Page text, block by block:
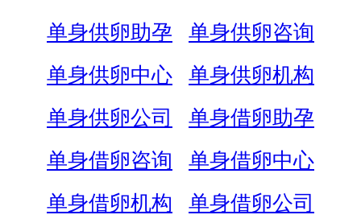
单身供卵助孕
单身供卵咨询
单身供卵中心
单身供卵机构
单身供卵公司
单身借卵助孕
单身借卵咨询
单身借卵中心
单身借卵机构
单身借卵公司